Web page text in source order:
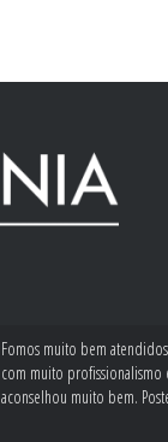
Fomos muito bem
com muito profissionalismo
aconselhou muito bem.